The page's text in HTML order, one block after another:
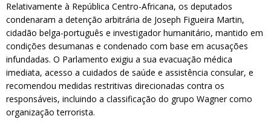
Relativamente à República Centro-Africana, os deputados
condenaram a detenção arbitrária de Joseph Figueira Martin,
cidadão belga-português e investigador humanitário, mantido em
condições desumanas e condenado com base em acusações
infundadas. O Parlamento exigiu a sua evacuação médica
imediata, acesso a cuidados de saúde e assistência consular, e
recomendou medidas restritivas direcionadas contra os
responsáveis, incluindo a classificação do grupo Wagner como
organização terrorista.